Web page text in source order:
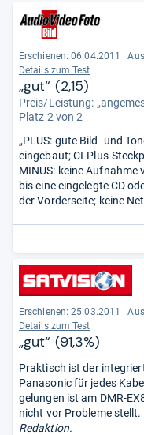
Erschienen: 06.04.2011
Details zum Test
„gut“ (2,15)
Preis/Leistung:
Platz 2 von 2
„PLUS: gute Bild- und
eingebaut; CI-Plus-
MINUS: keine
bis eine eingelegte CD
der Vorderseite; keine
Erschienen: 25.03.2011
Details zum Test
„gut“ (91,3%)
Praktisch ist der
Panasonic für jedes
gelungen ist am DMR-
nicht vor Probleme stellt.
Redaktion.